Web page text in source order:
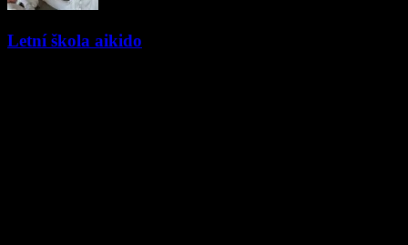
Letní škola aikido